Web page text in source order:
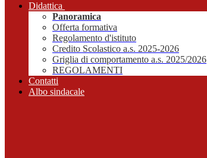
Didattica
Panoramica
Offerta formativa
Regolamento d'istituto
Credito Scolastico a.s. 2025-2026
Griglia di comportamento a.s. 2025/2026
REGOLAMENTI
Contatti
Albo sindacale